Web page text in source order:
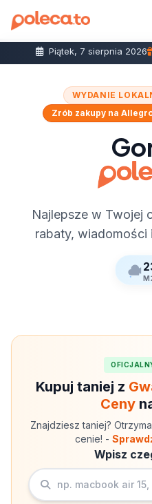
Piątek, 7 sierpnia 2026
WYDANIE
Zrób zakupy na
Najlepsze w Twojej
rabaty, wiadomości
Kupuj taniej z
Ceny
Znajdziesz taniej?
cenie! -
Wpisz